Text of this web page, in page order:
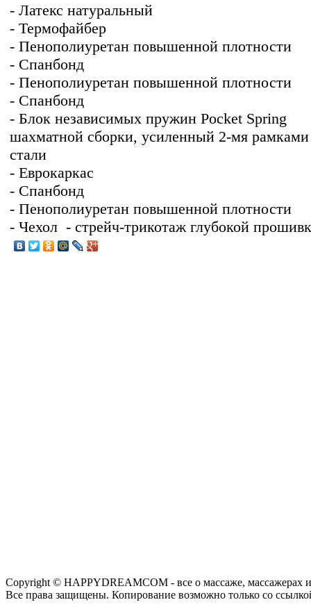
- Латекс натуральный
- Термофайбер
- Пенополиуретан повышенной плотности
- Спанбонд
- Пенополиуретан повышенной плотности
- Спанбонд
- Блок независимых пружин Pocket Spring
шахматной сборки, усиленный 2-мя рамками
стали
- Еврокаркас
- Спанбонд
- Пенополиуретан повышенной плотности
- Чехол - стрейч-трикотаж глубокой
Copyright © HAPPYDREAMCOM - все о массаже, массажерах и
Все права защищены. Копирование возможно только со